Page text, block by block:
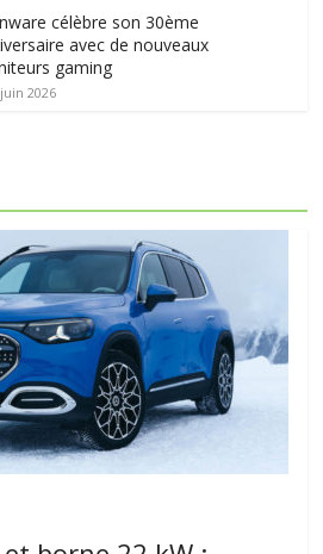
célèbre son 30ème
avec de nouveaux
gaming
2026